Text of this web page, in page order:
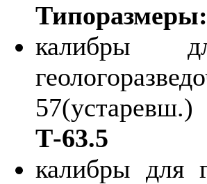
калибры
57(устаревш.)
Т-63.5
калибры для